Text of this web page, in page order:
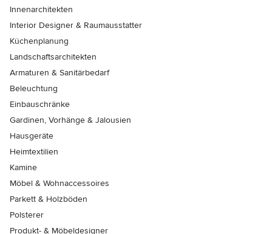
Innenarchitekten
Interior Designer & Raumausstatter
Küchenplanung
Landschaftsarchitekten
Armaturen & Sanitärbedarf
Beleuchtung
Einbauschränke
Gardinen, Vorhänge & Jalousien
Hausgeräte
Heimtextilien
Kamine
Möbel & Wohnaccessoires
Parkett & Holzböden
Polsterer
Produkt- & Möbeldesigner